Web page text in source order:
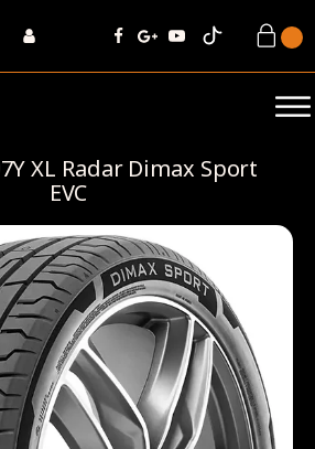
XL Radar Dimax Sport
EVC